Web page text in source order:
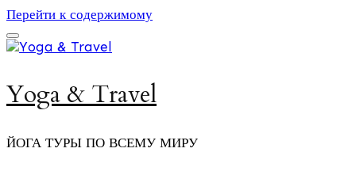
Перейти к содержимому
Yoga & Travel
ЙОГА ТУРЫ ПО ВСЕМУ МИРУ